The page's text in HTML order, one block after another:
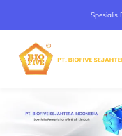
Spesialis
content